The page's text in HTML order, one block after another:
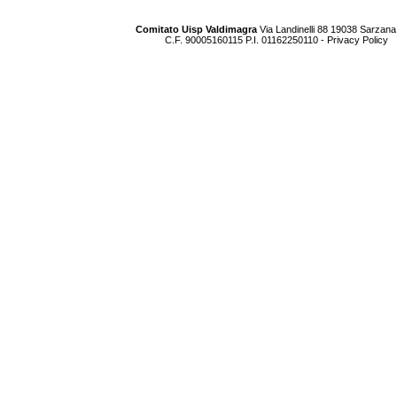
Comitato Uisp Valdimagra Via Landinelli 88 19038
C.F. 90005160115 P.I. 01162250110 - Privacy Policy